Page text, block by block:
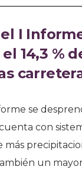
I
el 14,3 %
se
con
más
un